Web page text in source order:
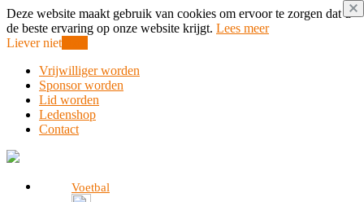
Deze website maakt gebruik van cookies om ervoor te zorgen dat u
de beste ervaring op onze website krijgt. Lees meer
Liever niet
Vrijwilliger worden
Sponsor worden
Lid worden
Ledenshop
Contact
Voetbal